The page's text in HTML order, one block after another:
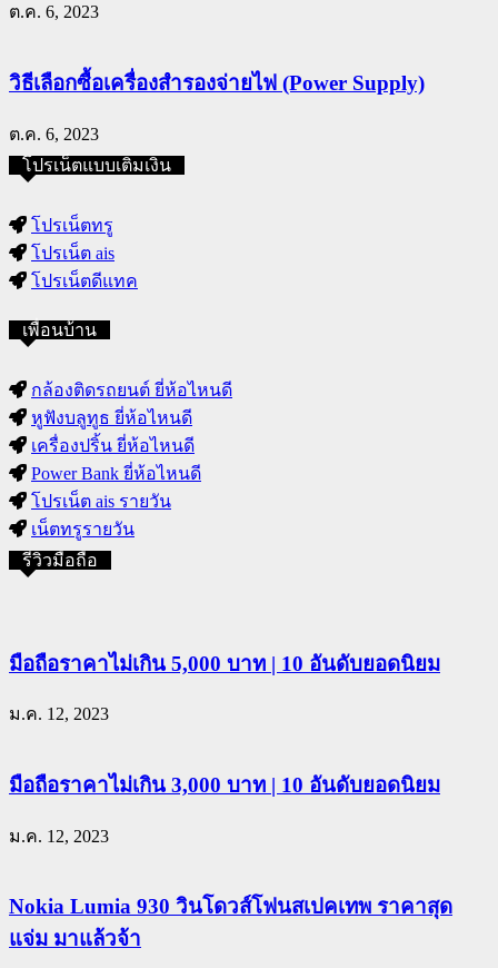
ต.ค. 6, 2023
วิธีเลือกซื้อเครื่องสำรองจ่ายไฟ (Power Supply)
ต.ค. 6, 2023
โปรเน็ตแบบเติมเงิน
โปรเน็ตทรู
โปรเน็ต ais
โปรเน็ตดีแทค
เพื่อนบ้าน
กล้องติดรถยนต์ ยี่ห้อไหนดี
หูฟังบลูทูธ ยี่ห้อไหนดี
เครื่องปริ้น ยี่ห้อไหนดี
Power Bank ยี่ห้อไหนดี
โปรเน็ต ais รายวัน
เน็ตทรูรายวัน
รีวิวมือถือ
มือถือราคาไม่เกิน 5,000 บาท | 10 อันดับยอดนิยม
ม.ค. 12, 2023
มือถือราคาไม่เกิน 3,000 บาท | 10 อันดับยอดนิยม
ม.ค. 12, 2023
Nokia Lumia 930 วินโดวส์โฟนสเปคเทพ ราคาสุด
แจ่ม มาแล้วจ้า